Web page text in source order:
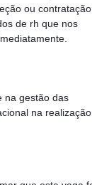
ou contratação
de rh que nos
na gestão das
na